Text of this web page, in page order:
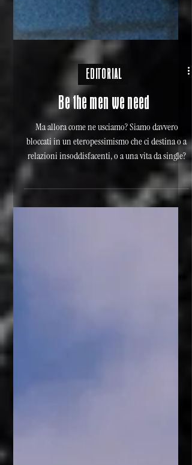
EDITORIAL
Be the men we need
Ma allora come ne usciamo? Siamo davvero
bloccati in un eteropessimismo che ci destina o a
relazioni insoddisfacenti, o a una vita da single?